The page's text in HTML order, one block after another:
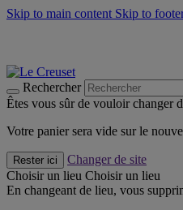
Skip to main content Skip to
Rechercher
Êtes vous sûr de vouloir changer
Votre panier sera vide sur le
Rester ici
Changer de site
Choisir un lieu Choisir un lieu
En changeant de lieu, vous